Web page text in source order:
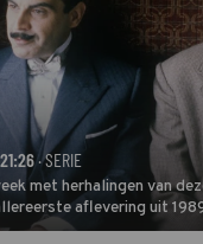
· SERIE
met herhalingen van
aflevering uit
een vermiste kok.